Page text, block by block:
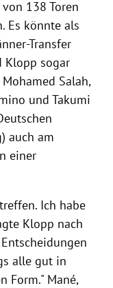
138 Toren
Es könnte als
Transfer
Klopp sogar
Salah,
und Takumi
auch am
einer
Ich habe
Klopp nach
alle gut in
Form." Mané,